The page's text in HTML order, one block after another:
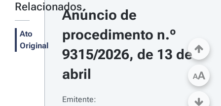
Relacionados
Ato
Original
Anúncio de
procedimento n.º
9315/2026, de 13 de
abril
Emitente:
AA